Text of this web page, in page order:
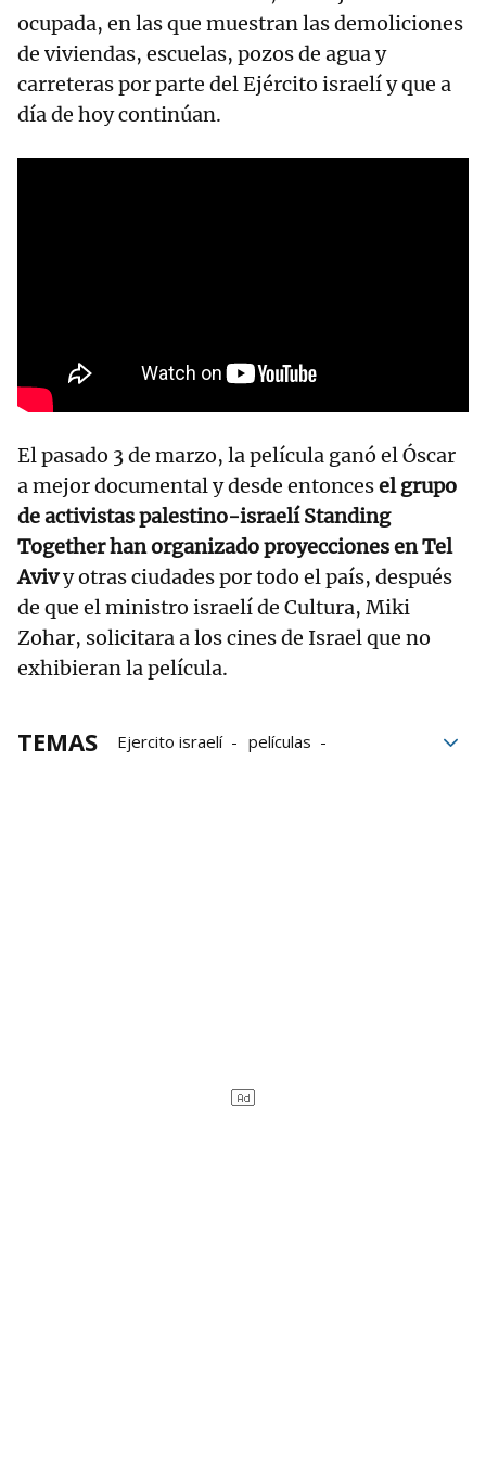
ocupada, en las que muestran las demoliciones
de viviendas, escuelas, pozos de agua y
carreteras por parte del Ejército israelí y que a
día de hoy continúan.
El pasado 3 de marzo, la película ganó el Óscar
a mejor documental y desde entoncesel grupo
de activistas palestino-israelí Standing
Together han organizado proyecciones en Tel
Avivy otras ciudades por todo el país, después
de que el ministro israelí de Cultura, Miki
Zohar, solicitara a los cines de Israel que no
exhibieran la película.
TEMAS Ejercito israelí
películas